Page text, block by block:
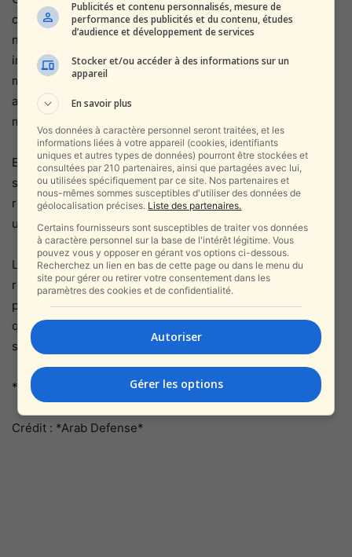
capturer des images haute résolution, de jour comme de
nuit, grâce aux technologies radar avancées et
infrarouges, ce qui permet de suivre les cibles même par
mauvais temps. Ces satellites volent également à une
altitude relativement basse, ce qui leur confère une
meilleure précision pour détecter les mouvements.
En plus de la série *Ofek*, Israël possède également des
satellites de communication et de collecte de
renseignements militaires, comme le satellite *Eros*,
utilisé à des fins commerciales, civiles et militaires.
Les *Ofek* et *Eros* sont parmi les satellites de
reconnaissance et de renseignement israéliens les plus
populaires, chacun ayant des caractéristiques spécifiques
qui contribuent à atteindre les objectifs de sécurité et
stratégiques d’Israël.
**Satellite espion Ofek-13**
Crédit : *Arab Defense*
Publicités et contenu personnalisés, mesure de
performance des publicités et du contenu, études
d’audience et développement de services
Stocker et/ou accéder à des informations sur un
appareil
En savoir plus
Vos données à caractère personnel seront traitées, et les
informations liées à votre appareil (cookies, identifiants
uniques et autres types de données) pourront être stockées et
consultées par 210 partenaires, ainsi que partagées avec lui,
ou utilisées spécifiquement par ce site. Nos partenaires et
nous-mêmes sommes susceptibles d'utiliser des données de
géolocalisation précises. Liste des partenaires.
Certains fournisseurs sont susceptibles de traiter vos données
à caractère personnel sur la base de l'intérêt légitime. Vous
pouvez vous y opposer en gérant vos options ci-dessous.
Recherchez un lien en bas de cette page ou dans le menu du
site pour gérer ou retirer votre consentement dans les
paramètres des cookies et de confidentialité.
Autoriser
Gérer les options